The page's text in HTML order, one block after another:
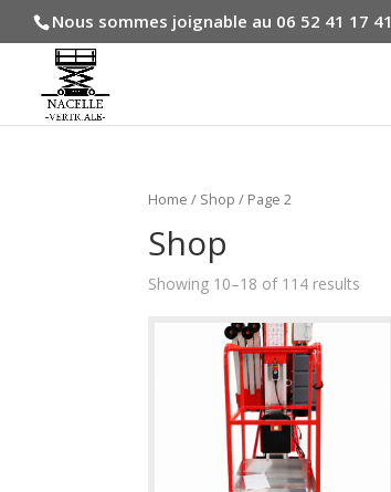
Nous sommes joignable au 06 52 41 17 41
Home / Shop / Page 2
Shop
Showing 10–18 of 114 results